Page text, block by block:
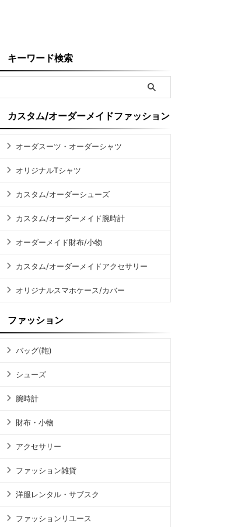
キーワード検索
カスタム/オーダーメイドファッション
オーダスーツ・オーダーシャツ
オリジナルTシャツ
カスタム/オーダーシューズ
カスタム/オーダーメイド腕時計
オーダーメイド財布/小物
カスタム/オーダーメイドアクセサリー
オリジナルスマホケース/カバー
ファッション
バッグ(鞄)
シューズ
腕時計
財布・小物
アクセサリー
ファッション雑貨
洋服レンタル・サブスク
ファッションリユース